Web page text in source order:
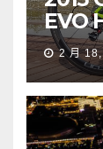
EVO
2 月